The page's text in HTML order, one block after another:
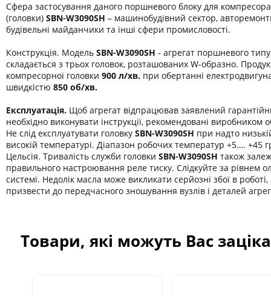
Сфера застосування даного поршневого блоку для компресора
(головки) SBN-W3090SH – машинобудівний сектор,
будівельні майданчики та інші сфери промисловості.
Конструкція. Модель SBN-W3090SH - агрегат поршневого
складається з трьох головок, розташованих W-образно.
компресорної головки 900 л/хв. при обертанні
швидкістю 850 об/хв.
Експлуатація. Щоб агрегат відпрацював заявлений
необхідно виконувати інструкції, рекомендовані виробником
Не слід експлуатувати головку SBN-W3090SH при надто
високій температурі. Діапазон робочих температур +5…. +45
Цельсія. Тривалість служби головки SBN-W3090SH також
правильного настроювання реле тиску. Слідкуйте за рівнем
системі. Недолік масла може викликати серйозні збої в
призвести до передчасного зношування вузлів і деталей
Товари, які можуть Вас